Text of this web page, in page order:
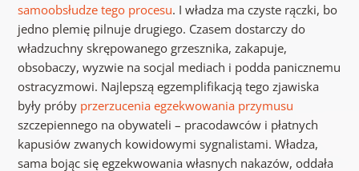
samoobsłudze tego procesu. I władza ma czyste rączki, bo
jedno plemię pilnuje drugiego. Czasem dostarczy do
władzuchny skrępowanego grzesznika, zakapuje,
obsobaczy, wyzwie na socjal mediach i podda panicznemu
ostracyzmowi. Najlepszą egzemplifikacją tego zjawiska
były próby przerzucenia egzekwowania przymusu
szczepiennego na obywateli – pracodawców i płatnych
kapusiów zwanych kowidowymi sygnalistami. Władza,
sama bojąc się egzekwowania własnych nakazów, oddała